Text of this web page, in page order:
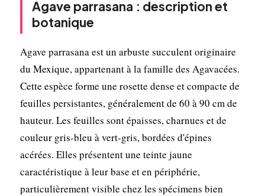
Agave parrasana : description et
botanique
Agave parrasana est un arbuste succulent originaire
du Mexique, appartenant à la famille des Agavacées.
Cette espèce forme une rosette dense et compacte de
feuilles persistantes, généralement de 60 à 90 cm de
hauteur. Les feuilles sont épaisses, charnues et de
couleur gris-bleu à vert-gris, bordées d'épines
acérées. Elles présentent une teinte jaune
caractéristique à leur base et en périphérie,
particulièrement visible chez les spécimens bien